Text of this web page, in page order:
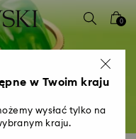
0
w Twoim kraju
wysłać tylko na
kraju.